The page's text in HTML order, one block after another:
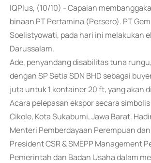
IQPlus, (10/10) - Capaian
binaan PT Pertamina (Persero). PT
Soelistyowati, pada hari ini melakukan
Darussalam.
Ade, penyandang disabilitas tuna
dengan SP Setia SDN BHD sebagai
juta untuk 1 kontainer 20 ft, yang akan
Acara pelepasan ekspor secara
Cikole, Kota Sukabumi, Jawa Barat.
Menteri Pemberdayaan Perempuan
President CSR & SMEPP Management
Pemerintah dan Badan Usaha dalam